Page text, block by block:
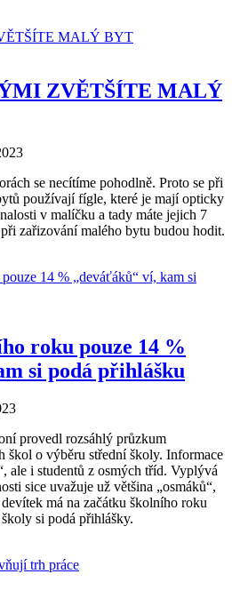
ZVĚTŠÍTE MALÝ
se necítíme pohodlně. Proto se při
používají fígle, které je mají opticky
v malíčku a tady máte jejich 7
zařizování malého bytu budou hodit.
roku pouze 14 %
si podá přihlášku
provedl rozsáhlý průzkum
škol o výběru střední školy. Informace
ale i studentů z osmých tříd. Vyplývá
sice uvažuje už většina „osmáků“,
má na začátku školního roku
si podá přihlášky.